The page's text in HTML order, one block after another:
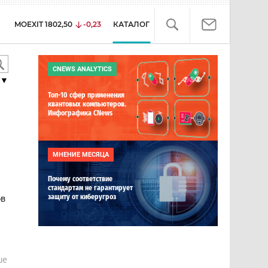
MOEXIT 1802,50 -0,23 КАТАЛОГ
CNEWS ANALYTICS
Топ-10 сфер применения
квантовых компьютеров.
Инфографика CNews
МНЕНИЕ МЕСЯЦА
Почему соответствие
стандартам не гарантирует
защиту от киберугроз